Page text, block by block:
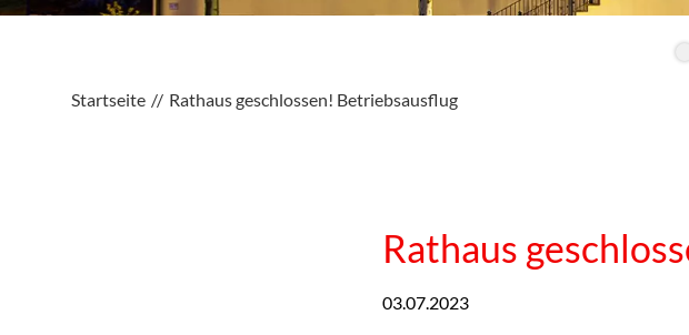
Startseite Rathaus geschlossen! Betriebsausflug
Rathaus
03.07.2023